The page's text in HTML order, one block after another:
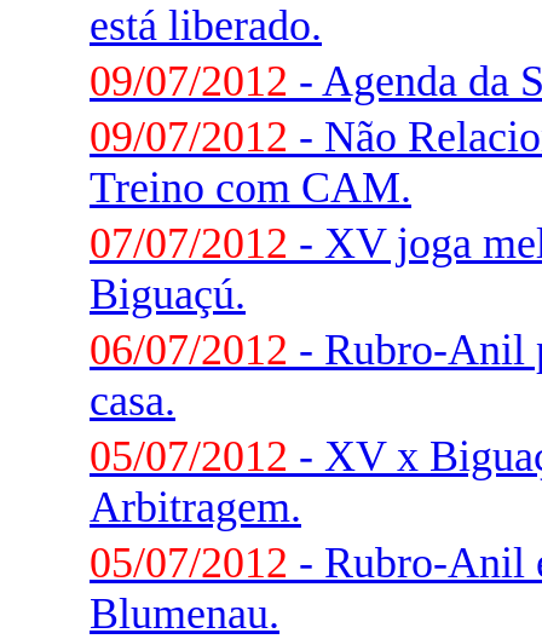
está liberado.
09/07/2012 - Agenda da
09/07/2012 - Não
Treino com CAM.
07/07/2012 - XV joga
Biguaçú.
06/07/2012 - Rubro-Anil
casa.
05/07/2012 - XV x
Arbitragem.
05/07/2012 - Rubro-Anil
Blumenau.